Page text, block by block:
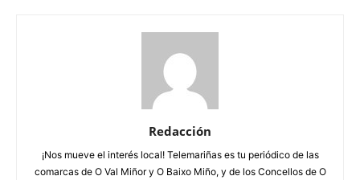
Redacción
¡Nos mueve el interés local! Telemariñas es tu periódico de las
comarcas de O Val Miñor y O Baixo Miño, y de los Concellos de O